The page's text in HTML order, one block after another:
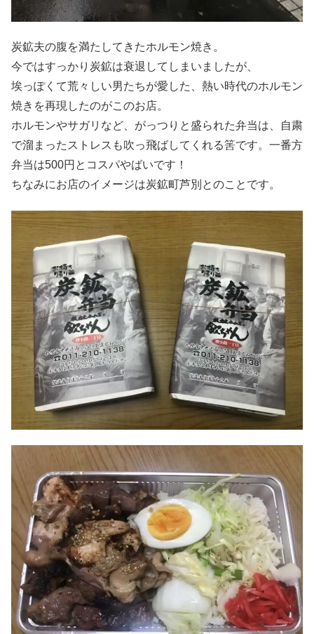
炭鉱夫の腹を満たしてきたホルモン焼き。
今ではすっかり炭鉱は衰退してしまいましたが、
埃っぽくて荒々しい男たちが愛した、熱い時代のホルモン
焼きを再現したのがこのお店。
ホルモンやサガリなど、がっつりと盛られた弁当は、自粛
で溜まったストレスも吹っ飛ばしてくれる筈です。一番方
弁当は500円とコスパやばいです！
ちなみにお店のイメージは炭鉱町芦別とのことです。